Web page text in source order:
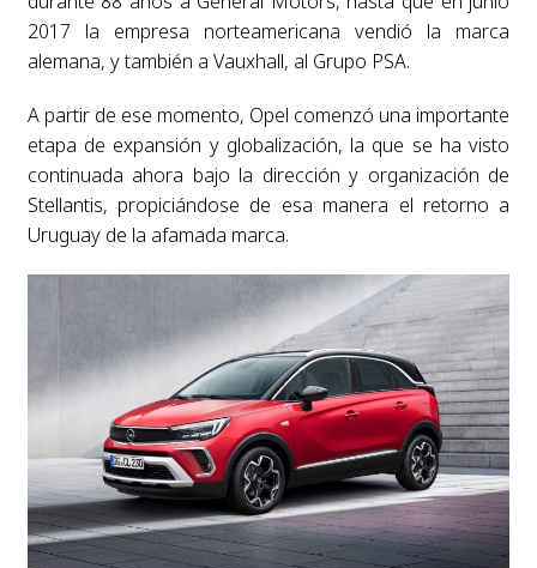
2017 la empresa norteamericana vendió la marca
alemana, y también a Vauxhall, al Grupo PSA.
A partir de ese momento, Opel comenzó una importante
etapa de expansión y globalización, la que se ha visto
continuada ahora bajo la dirección y organización de
Stellantis, propiciándose de esa manera el retorno a
Uruguay de la afamada marca.